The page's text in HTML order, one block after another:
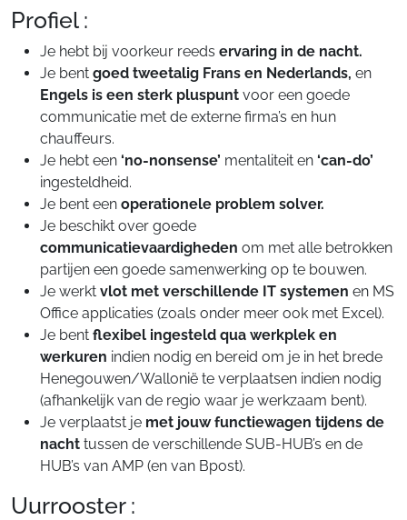
Profiel :
Je hebt bij voorkeur reeds ervaring in de nacht.
Je bent goed tweetalig Frans en Nederlands, en
Engels is een sterk pluspunt voor een goede
communicatie met de externe firma’s en hun
chauffeurs.
Je hebt een ‘no-nonsense’ mentaliteit en ‘can-do’
ingesteldheid.
Je bent een operationele problem solver.
Je beschikt over goede
communicatievaardigheden om met alle betrokken
partijen een goede samenwerking op te bouwen.
Je werkt vlot met verschillende IT systemen en MS
Office applicaties (zoals onder meer ook met Excel).
Je bent flexibel ingesteld qua werkplek en
werkuren indien nodig en bereid om je in het brede
Henegouwen/Wallonië te verplaatsen indien nodig
(afhankelijk van de regio waar je werkzaam bent).
Je verplaatst je met jouw functiewagen tijdens de
nacht tussen de verschillende SUB-HUB’s en de
HUB’s van AMP (en van Bpost).
Uurrooster :